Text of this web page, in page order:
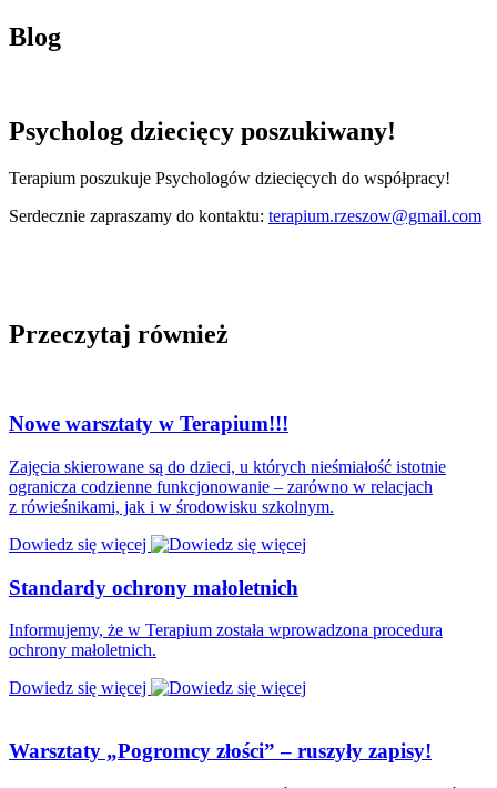
Blog
Psycholog dziecięcy poszukiwany!
Terapium poszukuje Psychologów dziecięcych do współpracy!
Serdecznie zapraszamy do kontaktu: terapium.rzeszow@gmail.com
Przeczytaj również
Nowe warsztaty w Terapium!!!
Zajęcia skierowane są do dzieci, u których nieśmiałość istotnie
ogranicza codzienne funkcjonowanie – zarówno w relacjach
z rówieśnikami, jak i w środowisku szkolnym.
Dowiedz się więcej
Standardy ochrony małoletnich
Informujemy, że w Terapium została wprowadzona procedura
ochrony małoletnich.
Dowiedz się więcej
Warsztaty „Pogromcy złości” – ruszyły zapisy!